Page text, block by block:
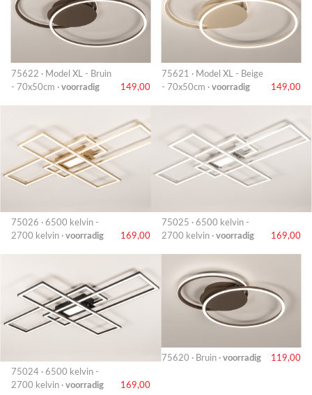
75622 · Model XL - Bruin
- 70x50cm · voorradig 149,00
75621 · Model XL - Beige
- 70x50cm · voorradig 149,00
75026 · 6500 kelvin -
2700 kelvin · voorradig 169,00
75025 · 6500 kelvin -
2700 kelvin · voorradig 169,00
75024 · 6500 kelvin -
2700 kelvin · voorradig 169,00
75620 · Bruin · voorradig 119,00